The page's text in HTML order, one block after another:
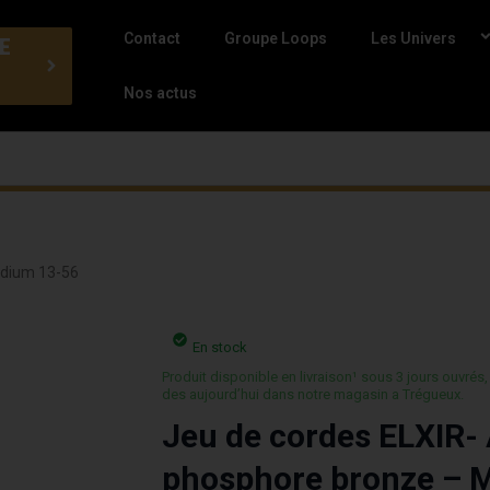
Contact Groupe Loops Les Univers
Nos actus
13-56
En stock
Produit disponible en livraison¹ sous 3 jours
des aujourd’hui dans notre magasin a Trégueux.
Jeu de cordes
phosphore bronze –